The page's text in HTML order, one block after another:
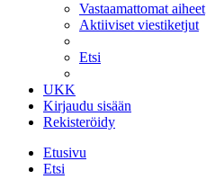
Vastaamattomat aiheet
Aktiiviset viestiketjut
Etsi
UKK
Kirjaudu sisään
Rekisteröidy
Etusivu
Etsi